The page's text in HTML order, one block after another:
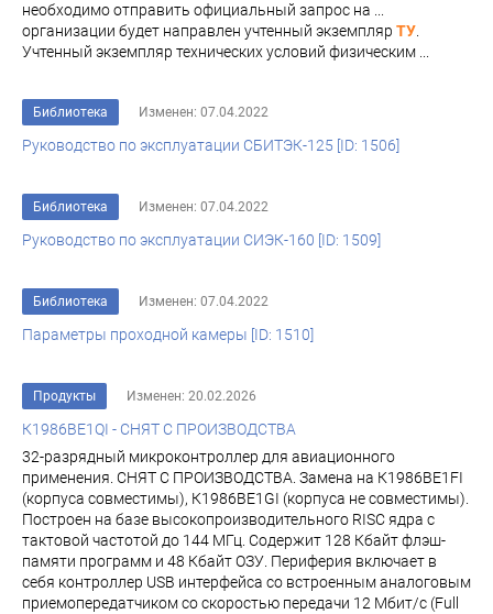
необходимо отправить официальный запрос на ...
организации будет направлен учтенный экземпляр ТУ
Учтенный экземпляр технических условий физическим ...
Библиотека Изменен: 07.04.2022
Руководство по эксплуатации СБИТЭК-125 [ID: 1506]
Библиотека Изменен: 07.04.2022
Руководство по эксплуатации СИЭК-160 [ID: 1509]
Библиотека Изменен: 07.04.2022
Параметры проходной камеры [ID: 1510]
Продукты Изменен: 20.02.2026
К1986ВЕ1QI - СНЯТ С ПРОИЗВОДСТВА
32-разрядный микроконтроллер для авиационного
применения. СНЯТ С ПРОИЗВОДСТВА. Замена на К1986ВЕ1FI
(корпуса совместимы), К1986ВЕ1GI (корпуса не совместимы).
Построен на базе высокопроизводительного RISC ядра с
тактовой частотой до 144 МГц. Содержит 128 Кбайт флэш-
памяти программ и 48 Кбайт ОЗУ. Периферия включает в
себя контроллер USB интерфейса со встроенным аналоговым
приемопередатчиком со скоростью передачи 12 Мбит/с (Full